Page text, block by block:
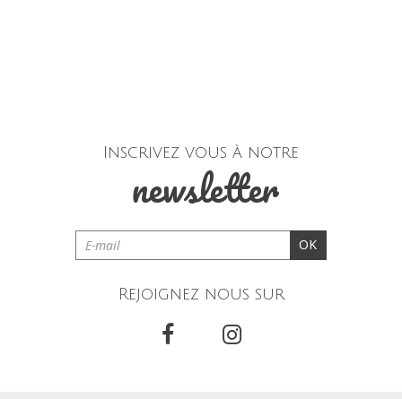
Inscrivez vous à notre
newsletter
OK
Rejoignez nous sur